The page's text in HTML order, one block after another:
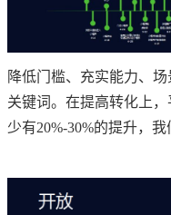
降低门槛、充实能力、
关键词。在提高转化上
少有20%-30%的提升，